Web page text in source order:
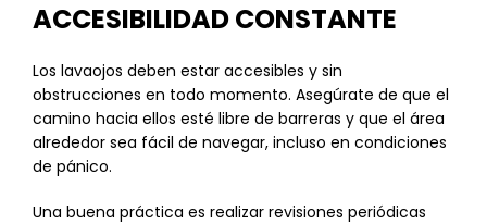
ACCESIBILIDAD CONSTANTE
Los lavaojos deben estar accesibles y sin
obstrucciones en todo momento. Asegúrate de que el
camino hacia ellos esté libre de barreras y que el área
alrededor sea fácil de navegar, incluso en condiciones
de pánico.
Una buena práctica es realizar revisiones periódicas